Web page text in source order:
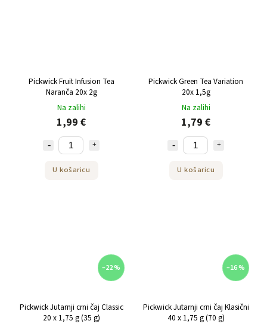
Pickwick Fruit Infusion Tea
Naranča 20x 2g
Na zalihi
1,99 €
U košaricu
Pickwick Green Tea Variation
20x 1,5g
Na zalihi
1,79 €
U košaricu
–22 %
Pickwick Jutarnji crni čaj Classic
20 x 1,75 g (35 g)
–16 %
Pickwick Jutarnji crni čaj Klasični
40 x 1,75 g ​​(70 g)